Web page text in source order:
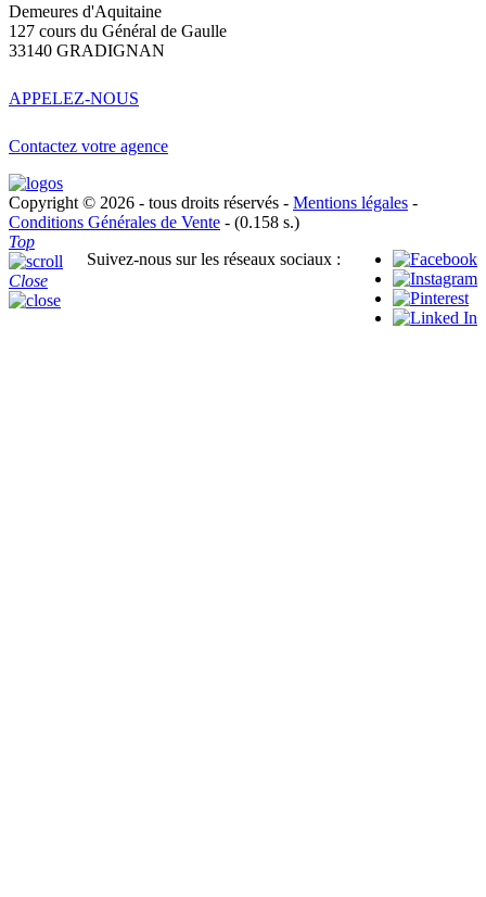
Demeures d'Aquitaine
127 cours du Général de Gaulle
33140 GRADIGNAN
APPELEZ-NOUS
Contactez votre agence
Copyright © 2026 - tous droits réservés - Mentions légales -
Conditions Générales de Vente - (0.158 s.)
Suivez-nous sur les réseaux sociaux :
Top
Close